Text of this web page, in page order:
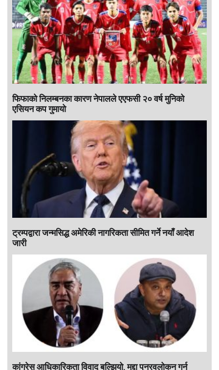
फिफाको निलम्बनका कारण नेपालले एएफसी २० वर्ष मुनिको
एसियन कप गुमायो
ट्रम्पद्वारा जन्मसिद्ध अमेरिकी नागरिकता सीमित गर्ने नयाँ आदेश
जारी
कांग्रेस आधिकारिकता विवाद बल्झियो, मुद्दा पुनरवलोकन गर्न